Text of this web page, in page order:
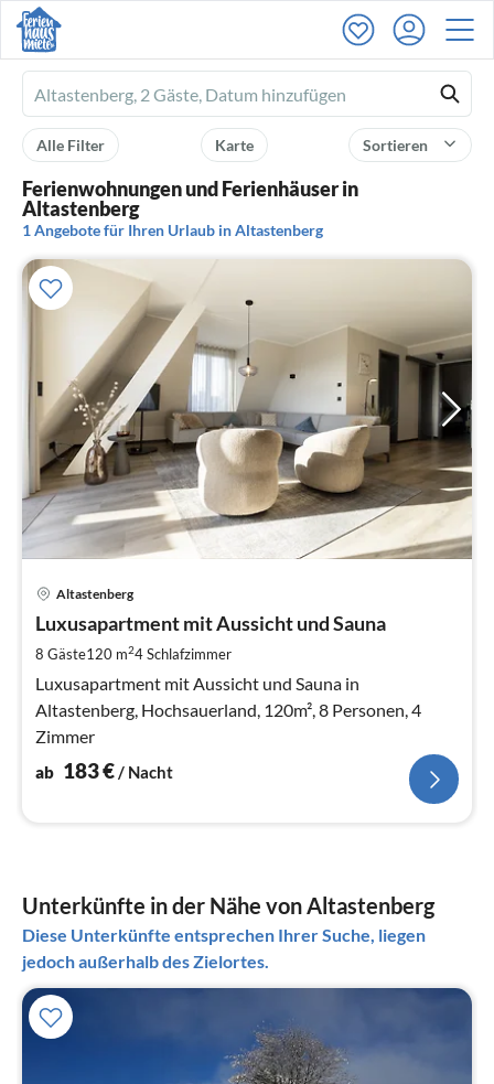
Ferienhausmiete
logo
Sortieren
Karte
Alle Filter
Ferienwohnungen und Ferienhäuser in
Altastenberg
1 Angebote für Ihren Urlaub in Altastenberg
Altastenberg
Luxusapartment mit Aussicht und Sauna
8 Gäste120 m24Schlafzimmer
Luxusapartment mit Aussicht und Sauna in
Altastenberg, Hochsauerland, 120m², 8 Personen, 4
Zimmer
ab 183€/ Nacht
Unterkünfte in der Nähe von Altastenberg
Diese Unterkünfte entsprechen Ihrer Suche, liegen
jedoch außerhalb des Zielortes.